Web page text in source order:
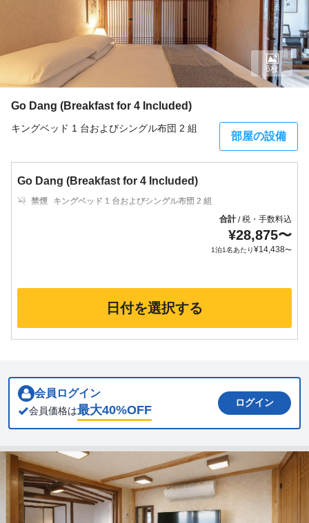
Go Dang (Breakfast for 4 Included)
キングベッド 1 台およびシングル布団 2 組
部屋の設備
6枚
Go Dang (Breakfast for 4 Included)
禁煙
キングベッド 1 台およびシングル布団 2 組
合計/税・手数料込
¥28,875〜
1泊1名あたり¥14,438〜
日付を選択する
会員ログイン
会員価格は最大40%OFF
ログイン